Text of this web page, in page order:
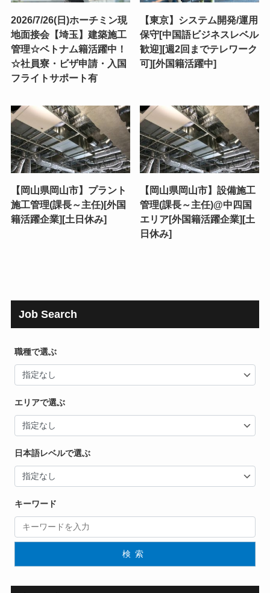
2026/7/26(日)ホーチミン現
地面接会【埼玉】建築施工
管理☆ベトナム籍活躍中！
☆社員寮・ビザ申請・入国
フライトサポート有
【東京】システム開発/運用
保守[中国語ビジネスレベル
歓迎][週2回までテレワーク
可][外国籍活躍中]
【岡山県岡山市】プラント
施工管理(課長～主任)[外国
籍活躍企業][土日休み]
【岡山県岡山市】設備施工
管理(課長～主任)@中四国
エリア[外国籍活躍企業][土
日休み]
Job Search
職種で選ぶ
エリアで選ぶ
日本語レベルで選ぶ
キーワード
検索